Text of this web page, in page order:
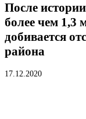
После
более чем 1,3
добивается
района
17.12.2020